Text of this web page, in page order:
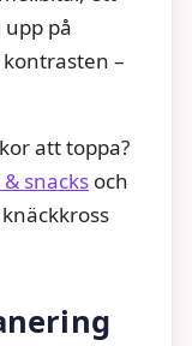
på
–
att toppa?
& snacks och